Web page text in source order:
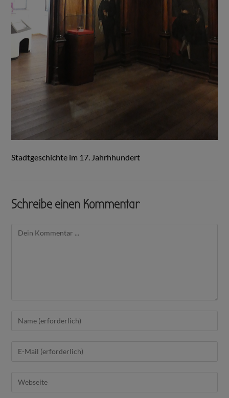
Stadtgeschichte im 17. Jahrhhundert
Schreibe einen Kommentar